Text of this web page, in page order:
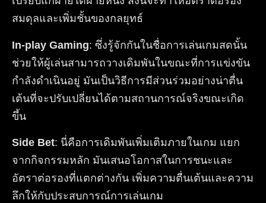
สมดุลและเพิ่มชั้นของกลยุทธ์
In-play Gaming: ซึ่งรู้จักกันในชื่อการเล่นเกมสดนั้น
ช่วยให้ผู้เล่นสามารถวางเดิมพันในขณะที่การแข่งขัน
กำลังดำเนินอยู่ มันเป็นวิธีการมีส่วนร่วมอย่างน่าตื่น
เต้นที่จะปรับเปลี่ยนได้ตามสถานการณ์จริงขณะเกิด
ขึ้น
Side Bet: นี่คือการเดิมพันเพิ่มเติมภายในเกม แยก
จากกิจกรรมหลัก มันเสนอโอกาสในการชนะและ
อัตราต่อรองที่แตกต่างกัน เพิ่มความตื่นเต้นและความ
ลึกให้กับประสบการณ์การเล่นเกม